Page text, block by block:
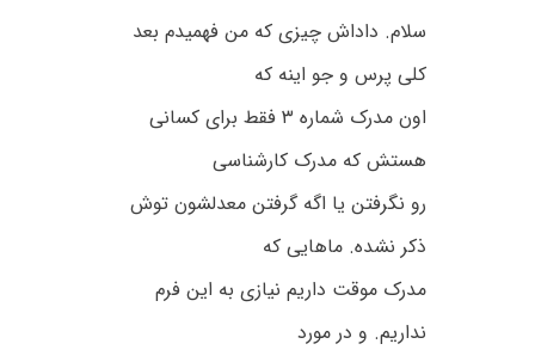
سلام. داداش چیزی که من فهمیدم بعد
کلی پرس و جو اینه که
اون مدرک شماره ۳ فقط برای کسانی
هستش که مدرک کارشناسی
رو نگرفتن یا اگه گرفتن معدلشون توش
ذکر نشده. ماهایی که
مدرک موقت داریم نیازی به این فرم
نداریم. و در مورد